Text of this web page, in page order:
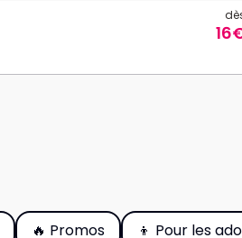
🔥 Promos 👦 Pour les